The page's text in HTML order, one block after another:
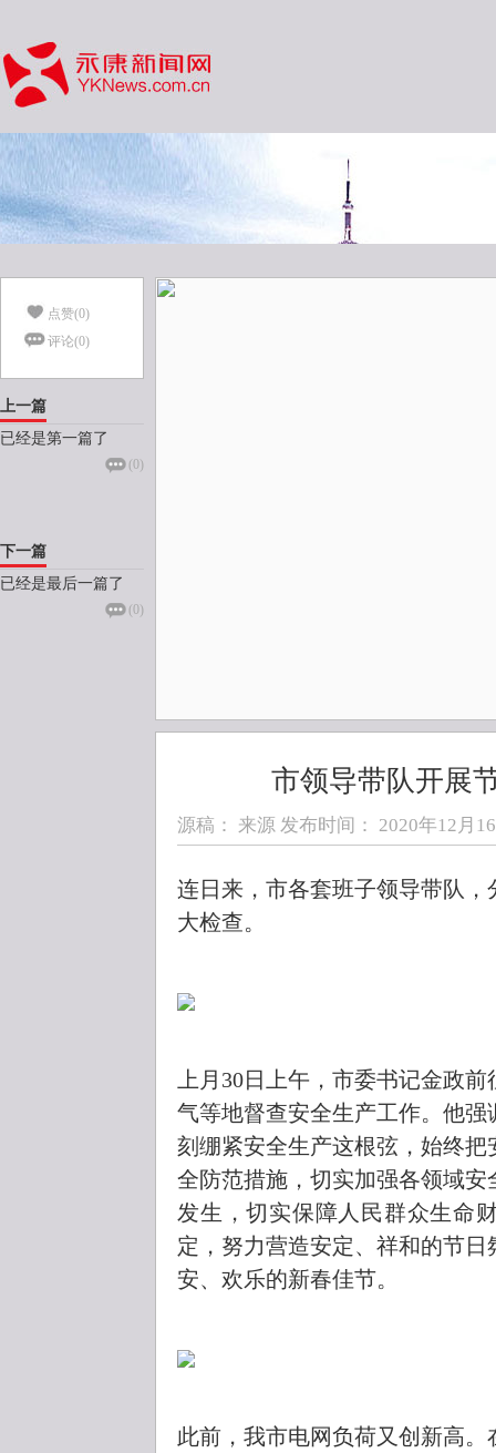
点赞(0)
评论(0)
上一篇
已经是第一篇了
(0)
下一篇
已经是最后一篇了
(0)
市领导带队开展
源稿： 来源 发布时间： 2020年12月
连日来，市各套班子领导带队
大检查。
上月30日上午，市委书记金政
气等地督查安全生产工作。他
刻绷紧安全生产这根弦，始终
全防范措施，切实加强各领域
发生，切实保障人民群众生命
定，努力营造安定、祥和的节
安、欢乐的新春佳节。
此前，我市电网负荷又创新高